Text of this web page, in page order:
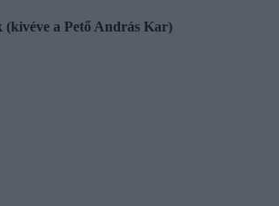
a Pető András Kar)